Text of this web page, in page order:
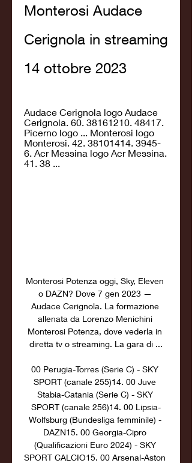
Monterosi Audace
Cerignola in streaming
14 ottobre 2023
Audace Cerignola logo Audace
Cerignola. 60. 38161210. 48417.
Picerno logo ... Monterosi logo
Monterosi. 42. 38101414. 3945-
6. Acr Messina logo Acr Messina.
41. 38 ...
Monterosi Potenza oggi, Sky, Eleven
o DAZN? Dove 7 gen 2023 —
Audace Cerignola. La formazione
allenata da Lorenzo Menichini
Monterosi Potenza, dove vederla in
diretta tv o streaming. La gara di ...
00 Perugia-Torres (Serie C) - SKY
SPORT (canale 255)14. 00 Juve
Stabia-Catania (Serie C) - SKY
SPORT (canale 256)14. 00 Lipsia-
Wolfsburg (Bundesliga femminile) -
DAZN15. 00 Georgia-Cipro
(Qualificazioni Euro 2024) - SKY
SPORT CALCIO15. 00 Arsenal-Aston